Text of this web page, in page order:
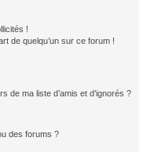
!
de quelqu’un sur ce forum !
de ma liste d’amis et d’ignorés ?
des forums ?